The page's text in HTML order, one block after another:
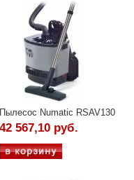
Пылесос Numatic RSAV130
42 567,10 руб.